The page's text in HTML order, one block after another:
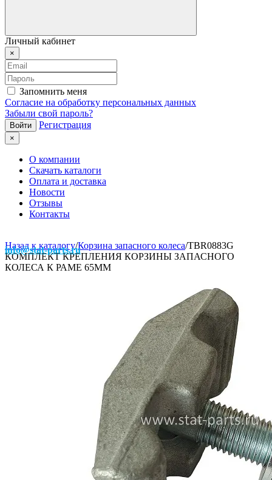
Личный кабинет
×
Запомнить меня
Согласие на обработку персональных данных
Забыли свой пароль?
Регистрация
×
О компании
Скачать каталоги
Оплата и доставка
Новости
Отзывы
Контакты
info@stat-parts.ru
Назад к каталогу/Корзина запасного колеса/TBR0883G
КОМПЛЕКТ КРЕПЛЕНИЯ КОРЗИНЫ ЗАПАСНОГО
КОЛЕСА К РАМЕ 65ММ